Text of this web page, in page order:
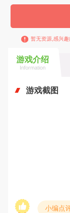
暂无资源,感兴
游戏介绍
Information
游戏截图
小编点